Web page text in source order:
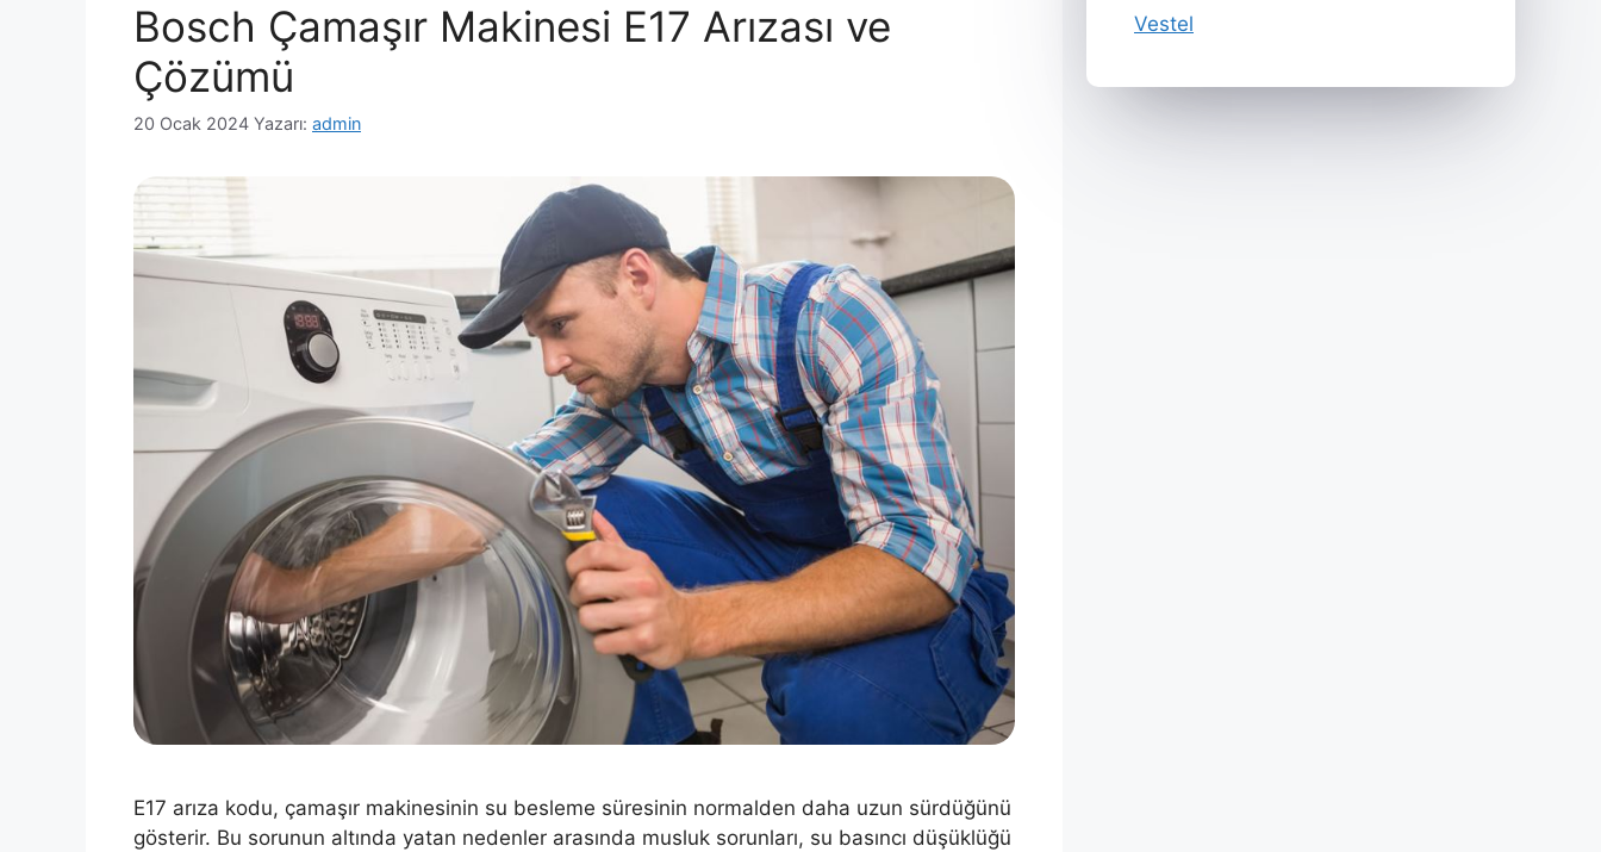
Bosch Çamaşır Makinesi E17 Arızası ve
Çözümü
20 Ocak 2024 Yazarı: admin
E17 arıza kodu, çamaşır makinesinin su besleme süresinin normalden daha uzun sürdüğünü
gösterir. Bu sorunun altında yatan nedenler arasında musluk sorunları, su basıncı düşüklüğü
Vestel